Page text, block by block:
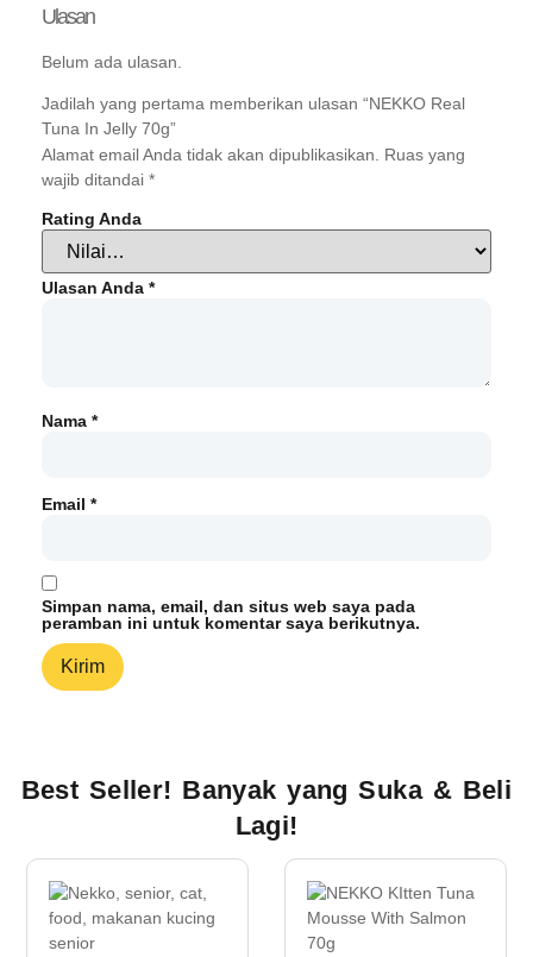
Ulasan
Belum ada ulasan.
Jadilah yang pertama memberikan ulasan “NEKKO Real
Tuna In Jelly 70g”
Alamat email Anda tidak akan dipublikasikan. Ruas yang
wajib ditandai *
Rating Anda
Ulasan Anda *
Nama *
Email *
Simpan nama, email, dan situs web saya pada
peramban ini untuk komentar saya berikutnya.
Best Seller! Banyak yang Suka & Beli
Lagi!